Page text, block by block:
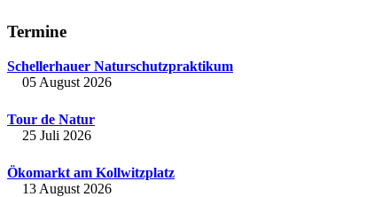
Termine
Schellerhauer Naturschutzpraktikum
05 August 2026
Tour de Natur
25 Juli 2026
Ökomarkt am Kollwitzplatz
13 August 2026